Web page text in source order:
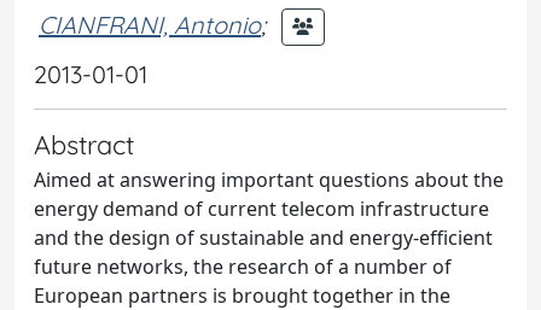
CIANFRANI, Antonio;
2013-01-01
Abstract
Aimed at answering important questions about the
energy demand of current telecom infrastructure
and the design of sustainable and energy-efficient
future networks, the research of a number of
European partners is brought together in the